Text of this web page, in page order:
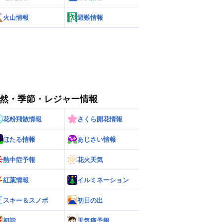
火山情報 避難情報
・季節・レジャー情報
花粉飛散情報 さくら開花情報
ほたる情報 あじさい情報
熱中症予報 花火天気
紅葉情報 イルミネーション
スキー＆スノボ 初日の出
初詣 天気痛予報